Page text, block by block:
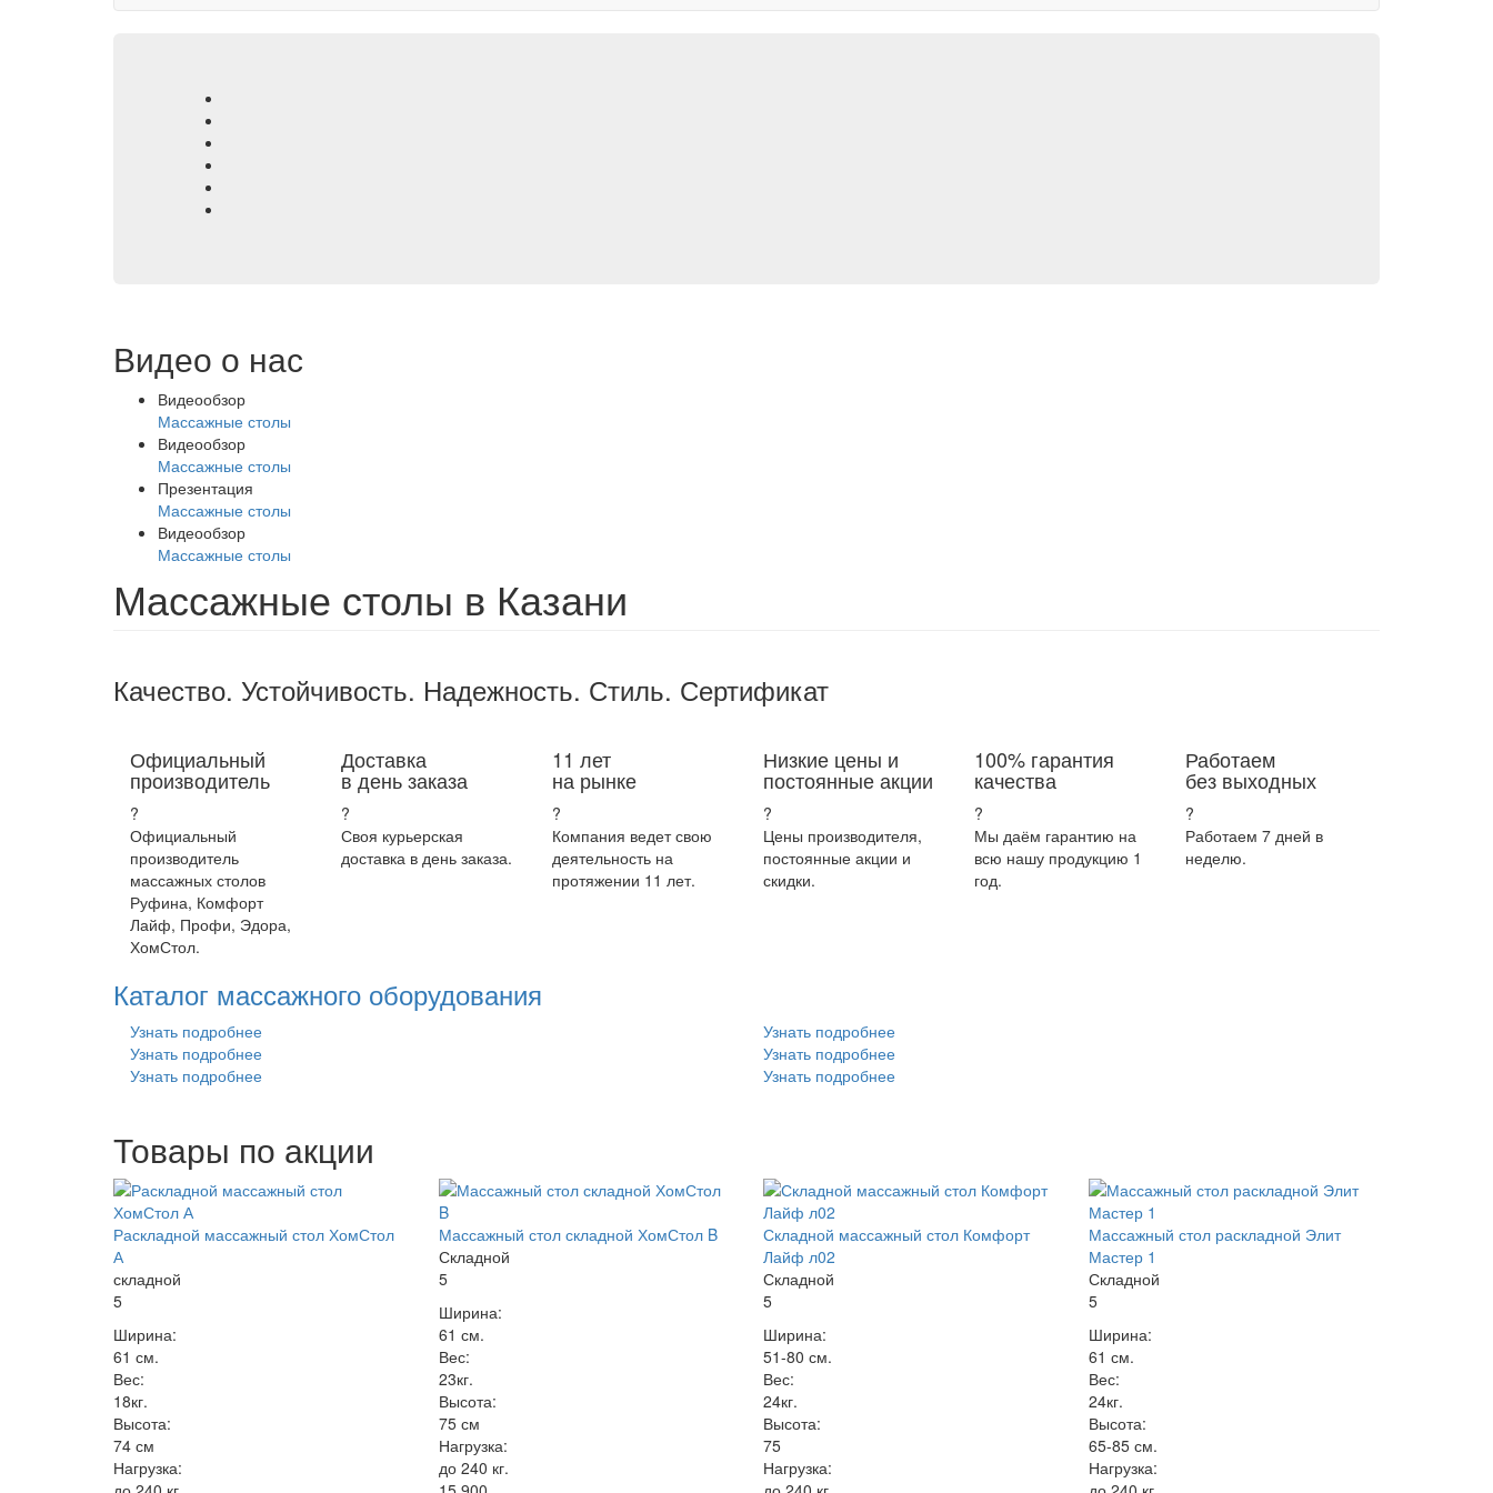
Видео о нас
Видеообзор
Массажные столы
Видеообзор
Массажные столы
Презентация
Массажные столы
Видеообзор
Массажные столы
Массажные столы в Казани
Качество. Устойчивость. Надежность. Стиль. Сертификат
Официальный
производитель
?
Официальный
производитель
массажных столов
Руфина, Комфорт
Лайф, Профи, Эдора,
ХомСтол.
Доставка
в день заказа
?
Своя курьерская
доставка в день заказа.
11 лет
на рынке
?
Компания ведет свою
деятельность на
протяжении 11 лет.
Низкие цены и
постоянные акции
?
Цены производителя,
постоянные акции и
скидки.
100% гарантия
качества
?
Мы даём гарантию на
всю нашу продукцию 1
год.
Работаем
без выходных
?
Работаем 7 дней в
неделю.
Каталог массажного оборудования
Узнать подробнее
Узнать подробнее
Узнать подробнее
Узнать подробнее
Узнать подробнее
Узнать подробнее
Товары по акции
Раскладной массажный стол ХомСтол
А
складной
5
Ширина:
61 см.
Вес:
18кг.
Высота:
74 см
Нагрузка:
Массажный стол складной ХомСтол B
Складной
5
Ширина:
61 см.
Вес:
23кг.
Высота:
75 см
Нагрузка:
до 240 кг.
Складной массажный стол Комфорт
Лайф л02
Складной
5
Ширина:
51-80 см.
Вес:
24кг.
Высота:
75
Нагрузка:
Массажный стол раскладной Элит
Мастер 1
Складной
5
Ширина:
61 см.
Вес:
24кг.
Высота:
65-85 см.
Нагрузка: